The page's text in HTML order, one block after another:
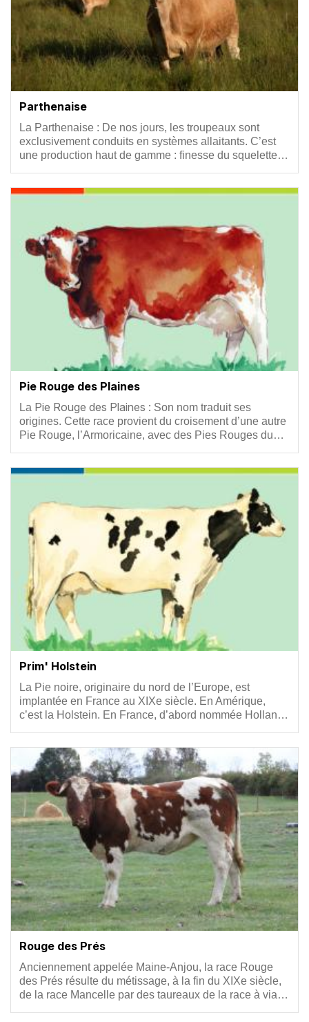
Parthenaise
Résumé
La Parthenaise : De nos jours, les troupeaux sont
exclusivement conduits en systèmes allaitants. C’est
une production haut de gamme : finesse du squelette…
Vignette
Pie Rouge des Plaines
Résumé
La Pie Rouge des Plaines : Son nom traduit ses
origines. Cette race provient du croisement d’une autre
Pie Rouge, l’Armoricaine, avec des Pies Rouges du…
Vignette
Prim' Holstein
Résumé
La Pie noire, originaire du nord de l’Europe, est
implantée en France au XIXe siècle. En Amérique,
c’est la Holstein. En France, d’abord nommée Hollan…
Vignette
Rouge des Prés
Résumé
Anciennement appelée Maine-Anjou, la race Rouge
des Prés résulte du métissage, à la fin du XIXe siècle,
de la race Mancelle par des taureaux de la race à via…